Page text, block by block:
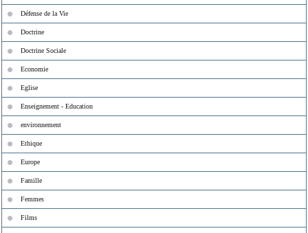
Défense de la Vie
Doctrine
Doctrine Sociale
Economie
Eglise
Enseignement - Education
environnement
Ethique
Europe
Famille
Femmes
Films